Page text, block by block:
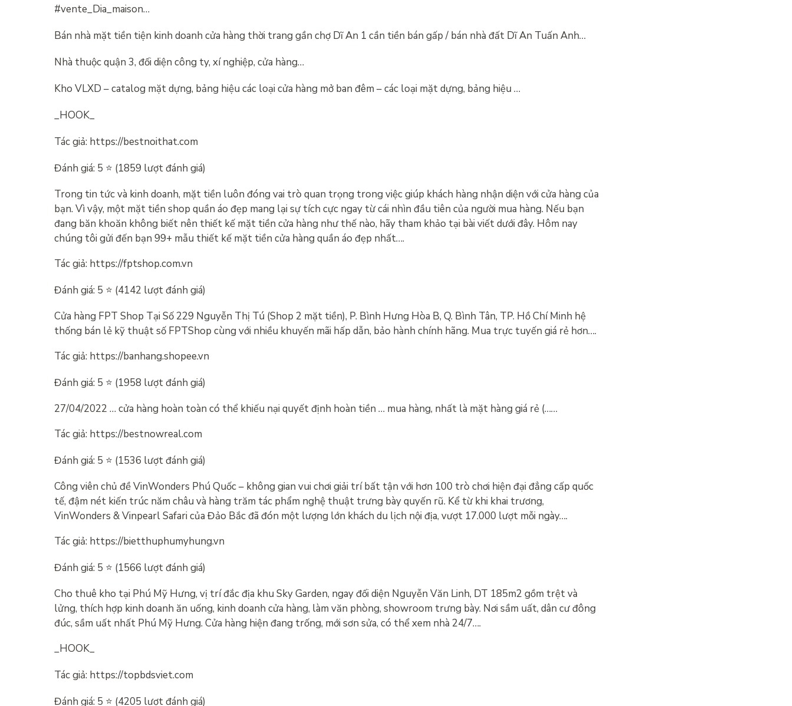
#vente_Dia_maison…
Bán nhà mặt tiền tiện kinh doanh cửa hàng thời trang gần chợ Dĩ An 1 cần tiền bán gấp / bán nhà đất Dĩ An Tuấn Anh…
Nhà thuộc quận 3, đối diện công ty, xí nghiệp, cửa hàng…
Kho VLXD – catalog mặt dựng, bảng hiệu các loại cửa hàng mở ban đêm – các loại mặt dựng, bảng hiệu …
_HOOK_
Tác giả: https://bestnoithat.com
Đánh giá: 5 ⭐ (1859 lượt đánh giá)
Trong tin tức và kinh doanh, mặt tiền luôn đóng vai trò quan trọng trong việc giúp khách hàng nhận diện với cửa hàng của
bạn. Vì vậy, một mặt tiền shop quần áo đẹp mang lại sự tích cực ngay từ cái nhìn đầu tiên của người mua hàng. Nếu bạn
đang băn khoăn không biết nên thiết kế mặt tiền cửa hàng như thế nào, hãy tham khảo tại bài viết dưới đây. Hôm nay
chúng tôi gửi đến bạn 99+ mẫu thiết kế mặt tiền cửa hàng quần áo đẹp nhất….
Tác giả: https://fptshop.com.vn
Đánh giá: 5 ⭐ (4142 lượt đánh giá)
Cửa hàng FPT Shop Tại Số 229 Nguyễn Thị Tú (Shop 2 mặt tiền), P. Bình Hưng Hòa B, Q. Bình Tân, TP. Hồ Chí Minh hệ
thống bán lẻ kỹ thuật số FPTShop cùng với nhiều khuyến mãi hấp dẫn, bảo hành chính hãng. Mua trực tuyến giá rẻ hơn….
Tác giả: https://banhang.shopee.vn
Đánh giá: 5 ⭐ (1958 lượt đánh giá)
27/04/2022 … cửa hàng hoàn toàn có thể khiếu nại quyết định hoàn tiền … mua hàng, nhất là mặt hàng giá rẻ (……
Tác giả: https://bestnowreal.com
Đánh giá: 5 ⭐ (1536 lượt đánh giá)
Công viên chủ đề VinWonders Phú Quốc – không gian vui chơi giải trí bất tận với hơn 100 trò chơi hiện đại đẳng cấp quốc
tế, đậm nét kiến ​​trúc năm châu và hàng trăm tác phẩm nghệ thuật trưng bày quyến rũ. Kể từ khi khai trương,
VinWonders & Vinpearl Safari của Đảo Bắc đã đón một lượng lớn khách du lịch nội địa, vượt 17.000 lượt mỗi ngày….
Tác giả: https://bietthuphumyhung.vn
Đánh giá: 5 ⭐ (1566 lượt đánh giá)
Cho thuê kho tại Phú Mỹ Hưng, vị trí đắc địa khu Sky Garden, ngay đối diện Nguyễn Văn Linh, DT 185m2 gồm trệt và
lửng, thích hợp kinh doanh ăn uống, kinh doanh cửa hàng, làm văn phòng, showroom trưng bày. Nơi sầm uất, dân cư đông
đúc, sầm uất nhất Phú Mỹ Hưng. Cửa hàng hiện đang trống, mới sơn sửa, có thể xem nhà 24/7….
_HOOK_
Tác giả: https://topbdsviet.com
Đánh giá: 5 ⭐ (4205 lượt đánh giá)